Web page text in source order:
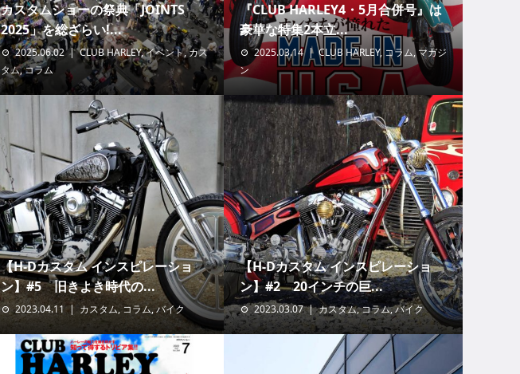
カスタムショーの祭典「JOINTS
2025」を総ざらい!...
2025.06.02 CLUB HARLEY,イベント,カス
タム,コラム
『CLUB HARLEY4・5月合併号』は
豪華な特集2本立...
2025.03.14 CLUB HARLEY, コラム,マガジ
ン
【H-Dカスタム インスピレーショ
ン】#5 旧きよき時代の...
2023.04.11 カスタム,コラム,バイク
【H-Dカスタム インスピレーショ
ン】#2 20インチの巨...
2023.03.07 カスタム,コラム,バイク